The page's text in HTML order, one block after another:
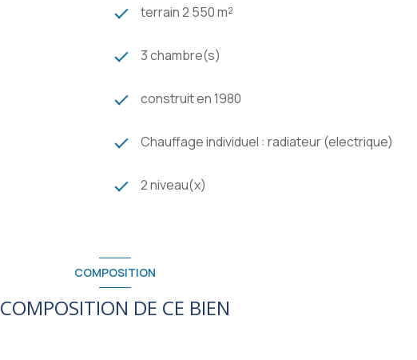
terrain 2 550 m²
3 chambre(s)
construit en 1980
Chauffage individuel : radiateur (electrique)
2 niveau(x)
COMPOSITION
COMPOSITION DE CE BIEN